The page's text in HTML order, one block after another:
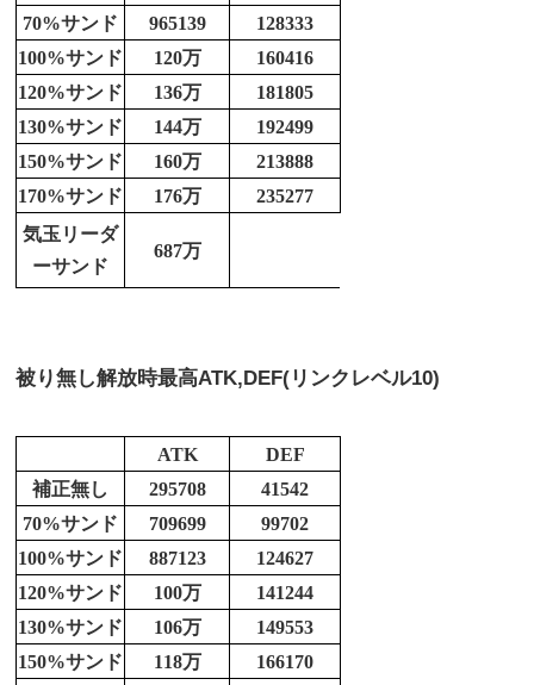
70%サンド
965139
128333
100%サンド
120万
160416
120%サンド
136万
181805
130%サンド
144万
192499
150%サンド
160万
213888
170%サンド
176万
235277
気玉リーダ
ーサンド
687万
被り無し解放時最高ATK,DEF(リンクレベル10)
ATK
DEF
補正無し
295708
41542
70%サンド
709699
99702
100%サンド
887123
124627
120%サンド
100万
141244
130%サンド
106万
149553
150%サンド
118万
166170